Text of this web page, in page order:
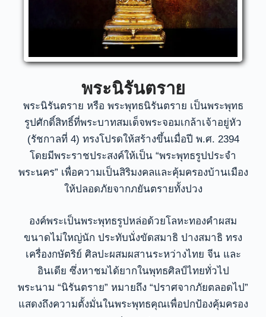
พระนิรันตราย
พระนิรันตราย หรือ พระพุทธนิรันตราย เป็นพระพุทธ
รูปศักดิ์สิทธิ์ที่พระบาทสมเด็จพระจอมเกล้าเจ้าอยู่หัว
(รัชกาลที่ 4) ทรงโปรดให้สร้างขึ้นเมื่อปี พ.ศ. 2394
โดยมีพระราชประสงค์ให้เป็น “พระพุทธรูปประจำ
พระนคร” เพื่อความเป็นสิริมงคลและคุ้มครองบ้านเมือง
ให้ปลอดภัยจากภยันตรายทั้งปวง
องค์พระเป็นพระพุทธรูปหล่อด้วยโลหะทองคำผสม
ขนาดไม่ใหญ่นัก ประทับนั่งขัดสมาธิ ปางสมาธิ ทรง
เครื่องกษัตริย์ ศิลปะผสมผสานระหว่างไทย จีน และ
อินเดีย ซึ่งหาชมได้ยากในพุทธศิลป์ไทยทั่วไป
พระนาม “นิรันตราย” หมายถึง “ปราศจากภัยตลอดไป”
แสดงถึงความตั้งมั่นในพระพุทธคุณเพื่อปกป้องคุ้มครอง